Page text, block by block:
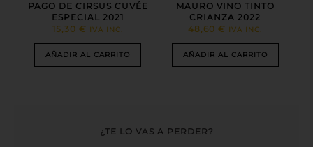
PAGO DE CIRSUS CUVÉE
ESPECIAL 2021
15,30€ IVA INC.
AÑADIR AL CARRITO
MAURO VINO TINTO
CRIANZA 2022
48,60€ IVA INC.
AÑADIR AL CARRITO
¿TE LO VAS A PERDER?